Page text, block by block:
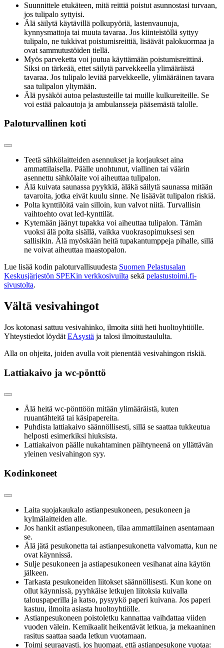
Suunnittele etukäteen, mitä reittiä poistut asunnostasi turvaan,
jos tulipalo syttyisi.
Älä säilytä käytävillä polkupyöriä, lastenvaunuja,
kynnysmattoja tai muuta tavaraa. Jos kiinteistöllä syttyy
tulipalo, ne tukkivat poistumisreittiä, lisäävät palokuormaa ja
ovat sammutustöiden tiellä.
Myös parveketta voi joutua käyttämään poistumisreittinä.
Siksi on tärkeää, ettet säilytä parvekkeella ylimääräistä
tavaraa. Jos tulipalo leviää parvekkeelle, ylimääräinen tavara
saa tulipalon yltymään.
Älä pysäköi autoa pelastusteille tai muille kulkureiteille. Se
voi estää paloautoja ja ambulansseja pääsemästä talolle.
Paloturvallinen koti
Teetä sähkölaitteiden asennukset ja korjaukset aina
ammattilaisella. Päälle unohtunut, viallinen tai väärin
asennettu sähkölaite voi aiheuttaa tulipalon.
Älä kuivata saunassa pyykkiä, äläkä säilytä saunassa mitään
tavaroita, jotka eivät kuulu sinne. Ne lisäävät tulipalon riskiä.
Polta kynttilöitä vain silloin, kun valvot niitä. Turvallisin
vaihtoehto ovat led-kynttilät.
Kytemään jäänyt tupakka voi aiheuttaa tulipalon. Tämän
vuoksi älä polta sisällä, vaikka vuokrasopimuksesi sen
sallisikin. Älä myöskään heitä tupakantumppeja pihalle, sillä
ne voivat aiheuttaa maastopalon.
Lue lisää kodin paloturvallisuudesta Suomen Pelastusalan
Keskusjärjestön SPEKin verkkosivuilta sekä pelastustoimi.fi-
sivustolta.
Vältä vesivahingot
Jos kotonasi sattuu vesivahinko, ilmoita siitä heti huoltoyhtiölle.
Yhteystiedot löydät EAsystä ja talosi ilmoitustaululta.
Alla on ohjeita, joiden avulla voit pienentää vesivahingon riskiä.
Lattiakaivo ja wc-pönttö
Älä heitä wc-pönttöön mitään ylimääräistä, kuten
ruuantähteitä tai käsipapereita.
Puhdista lattiakaivo säännöllisesti, sillä se saattaa tukkeutua
helposti esimerkiksi hiuksista.
Lattiakaivon päälle nukahtaminen päihtyneenä on yllättävän
yleinen vesivahingon syy.
Kodinkoneet
Laita suojakaukalo astianpesukoneen, pesukoneen ja
kylmälaitteiden alle.
Jos hankit astianpesukoneen, tilaa ammattilainen asentamaan
se.
Älä jätä pesukonetta tai astianpesukonetta valvomatta, kun ne
ovat käynnissä.
Sulje pesukoneen ja astiapesukoneen vesihanat aina käytön
jälkeen.
Tarkasta pesukoneiden liitokset säännöllisesti. Kun kone on
ollut käynnissä, pyyhkäise letkujen liitoksia kuivalla
talouspaperilla ja katso, pysyykö paperi kuivana. Jos paperi
kastuu, ilmoita asiasta huoltoyhtiölle.
Astianpesukoneen poistoletku kannattaa vaihdattaa viiden
vuoden välein. Kemikaalit heikentävät letkua, ja mekaaninen
rasitus saattaa saada letkun vuotamaan.
Toimi seuraavasti, jos huomaat, että astianpesukone vuotaa: